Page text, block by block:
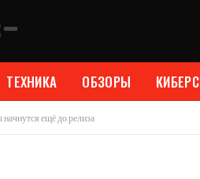
ТЕХНИКА ОБЗОРЫ
ещё до релиза